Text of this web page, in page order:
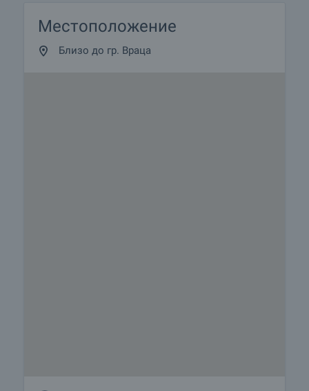
Местоположение
Близо до гр. Враца